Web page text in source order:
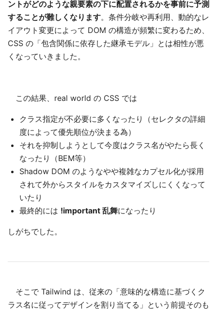
ントがどのような親要素の下に配置されるかを事前に予測
することが難しくなります。条件分岐や再利用、動的なレ
イアウト変更によって DOM の構造が頻繁に変わるため、
CSS の「包含関係に依存した継承モデル」とは相性が悪
くなっていきました。
この結果、real world の CSS では
クラス指定が不必要に多くなったり（セレクタの詳細
度によって優先順位が決まる為）
それを抑制しようとして今度はクラス名がやたら長く
なったり（BEM等）
Shadow DOM のようなやや複雑なカプセル化が採用
されて外からスタイルをカスタマイズしにくくなって
いたり
最終的には !important 乱舞になったり
しがちでした。
そこで Tailwind は、従来の「意味的な構造に基づくク
ラス名に従ってデザインを割り当てる」という前提そのも